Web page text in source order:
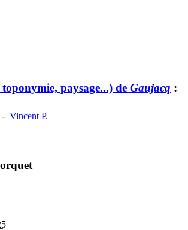
paysage...) de Gaujacq :
- Vincent P.